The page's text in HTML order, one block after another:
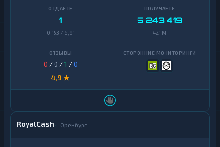
1
0,153 / 6,91
5 243 419
421 M
0 / 0 /1 /0
4,9 ★
RoyalCash Оренбург